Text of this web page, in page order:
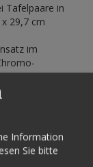
Tafelpaare in
29,7 cm
im
mit
Ja, wirklich,
genannten
Information
Sie bitte